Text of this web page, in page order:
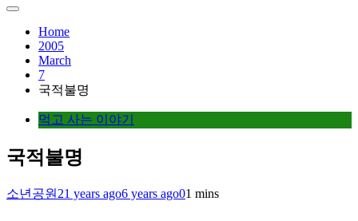
Home
2005
March
7
국적불명
먹고 사는 이야기
국적불명
소년공원 21 years ago6 years ago01 mins